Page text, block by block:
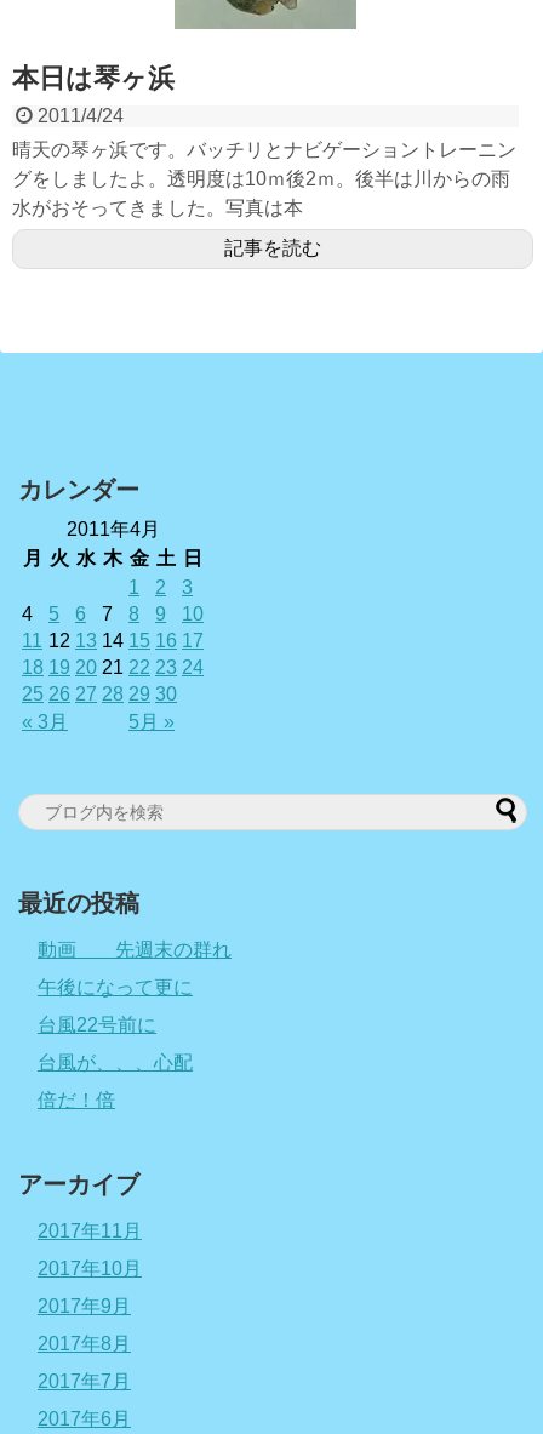
本日は琴ヶ浜
2011/4/24
晴天の琴ヶ浜です。バッチリとナビゲーショントレーニン
グをしましたよ。透明度は10ｍ後2ｍ。後半は川からの雨
水がおそってきました。写真は本
記事を読む
カレンダー
2011年4月
月
火 水 木 金 土 日
« 3月 5月 »
1 2
3
4
5 6 7 8 9
10
11 12 13 14 15 16 17
18 19 20 21 22 23 24
25 26 27 28 29 30
最近の投稿
動画 先週末の群れ
午後になって更に
台風22号前に
台風が、、、心配
倍だ！倍
アーカイブ
2017年11月
2017年10月
2017年9月
2017年8月
2017年7月
2017年6月